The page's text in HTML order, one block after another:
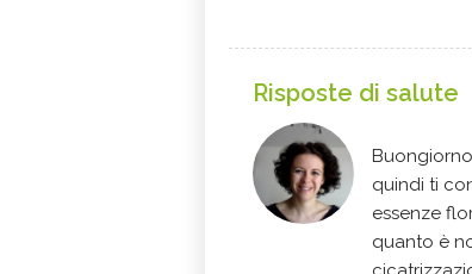
Risposte di salute
quindi ti
essenze
quanto è